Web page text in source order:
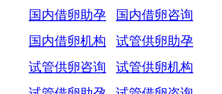
国内借卵助孕
国内借卵咨询
国内借卵机构
试管供卵助孕
试管供卵咨询
试管供卵机构